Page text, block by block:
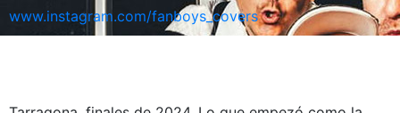
www.instagram.com/fanboys_covers